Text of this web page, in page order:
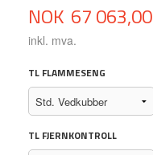
Pris
NOK 67 063,00
inkl. mva.
TL FLAMMESENG
TL FJERNKONTROLL